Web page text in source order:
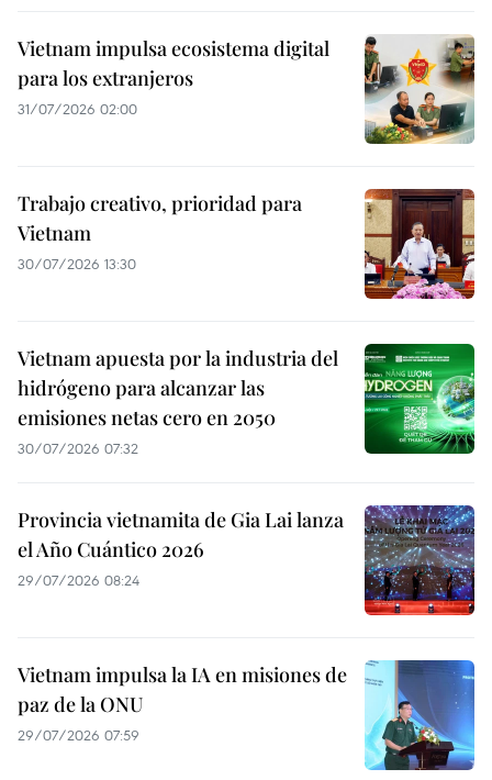
Vietnam impulsa ecosistema digital
para los extranjeros
31/07/2026 02:00
Trabajo creativo, prioridad para
Vietnam
30/07/2026 13:30
Vietnam apuesta por la industria del
hidrógeno para alcanzar las
emisiones netas cero en 2050
30/07/2026 07:32
Provincia vietnamita de Gia Lai lanza
el Año Cuántico 2026
29/07/2026 08:24
Vietnam impulsa la IA en misiones de
paz de la ONU
29/07/2026 07:59